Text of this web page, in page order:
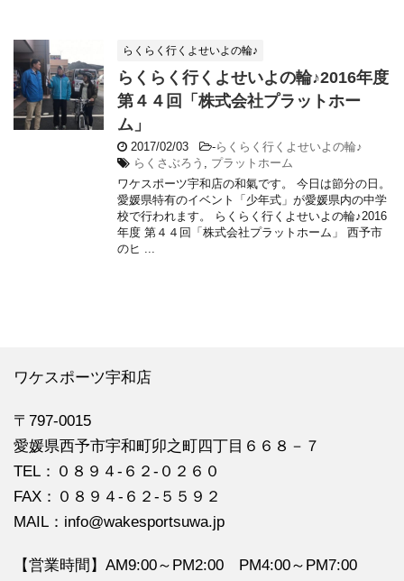
らくらく行くよせいよの輪♪
らくらく行くよせいよの輪♪2016年度
第４４回「株式会社プラットホー
ム」
2017/02/03 -らくらく行くよせいよの輪♪
らくさぶろう , プラットホーム
ワケスポーツ宇和店の和氣です。 今日は節分の日。
愛媛県特有のイベント「少年式」が愛媛県内の中学
校で行われます。 らくらく行くよせいよの輪♪2016
年度 第４４回「株式会社プラットホーム」 西予市
のヒ ...
ワケスポーツ宇和店
〒797-0015
愛媛県西予市宇和町卯之町四丁目６６８－７
TEL：０８９４‐６２‐０２６０
FAX：０８９４‐６２‐５５９２
MAIL：info@wakesportsuwa.jp
【営業時間】AM9:00～PM2:00 PM4:00～PM7:00